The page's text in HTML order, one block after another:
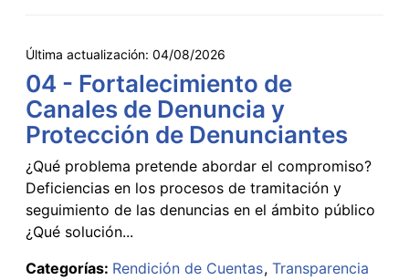
Última actualización: 04/08/2026
04 - Fortalecimiento de
Canales de Denuncia y
Protección de Denunciantes
¿Qué problema pretende abordar el compromiso?
Deficiencias en los procesos de tramitación y
seguimiento de las denuncias en el ámbito público
¿Qué solución...
Categorías: Rendición de Cuentas Transparencia